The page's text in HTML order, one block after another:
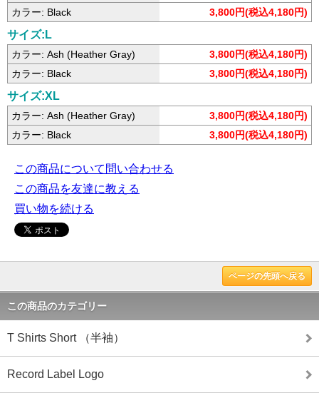
カラー: Black
3,800円(税込4,180円)
サイズ:L
カラー: Ash (Heather Gray)
3,800円(税込4,180円)
カラー: Black
3,800円(税込4,180円)
サイズ:XL
カラー: Ash (Heather Gray)
3,800円(税込4,180円)
カラー: Black
3,800円(税込4,180円)
この商品について問い合わせる
この商品を友達に教える
買い物を続ける
ページの先頭へ戻る
この商品のカテゴリー
T Shirts Short （半袖）
Record Label Logo